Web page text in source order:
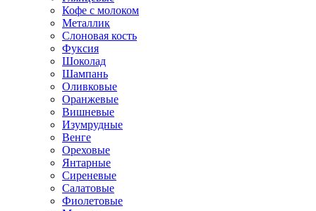
Кофе с молоком
Металлик
Слоновая кость
Фуксия
Шоколад
Шампань
Оливковые
Оранжевые
Вишневые
Изумрудные
Венге
Ореховые
Янтарные
Сиреневые
Салатовые
Фиолетовые